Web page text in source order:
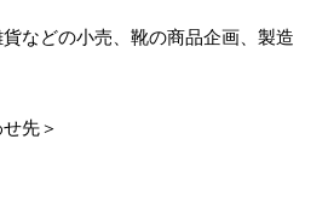
などの小売、靴の商品企画、製造
先＞